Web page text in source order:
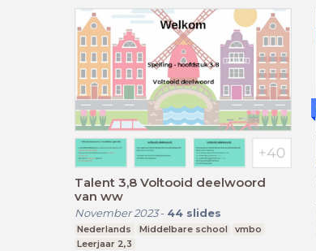
Talent 3,8 Voltooid deelwoord
van ww
November 2023- 44 slides
Nederlands Middelbare school
vmbo
Leerjaar 2,3